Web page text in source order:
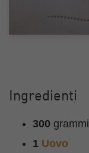
Ingredienti
300 grammi
1 Uovo